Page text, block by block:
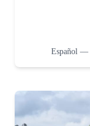
Español —